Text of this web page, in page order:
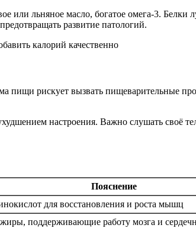
или льняное масло, богатое омега-3. Белки
развитие патологий.
пищи рискует вызвать пищеварительные
настроения. Важно слушать своё
Пояснение
для восстановления и роста мышц
поддерживающие работу мозга и